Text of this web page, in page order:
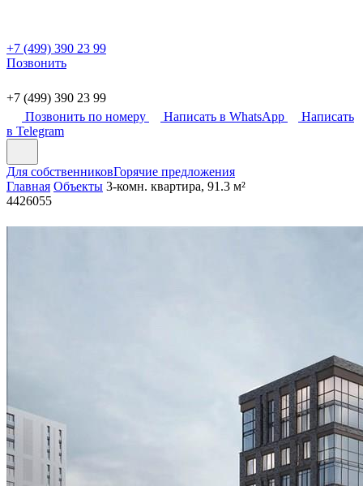
+7 (499) 390 23 99
Позвонить
+7 (499) 390 23 99
Позвонить по номеру
Написать в WhatsApp
Написать
в Telegram
Для собственниковГорячие предложения
Главная Объекты 3-комн. квартира, 91.3 м²
4426055